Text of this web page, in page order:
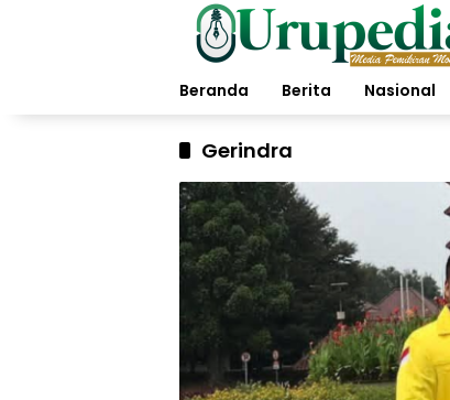
Beranda
Berita Nasional
Gerindra